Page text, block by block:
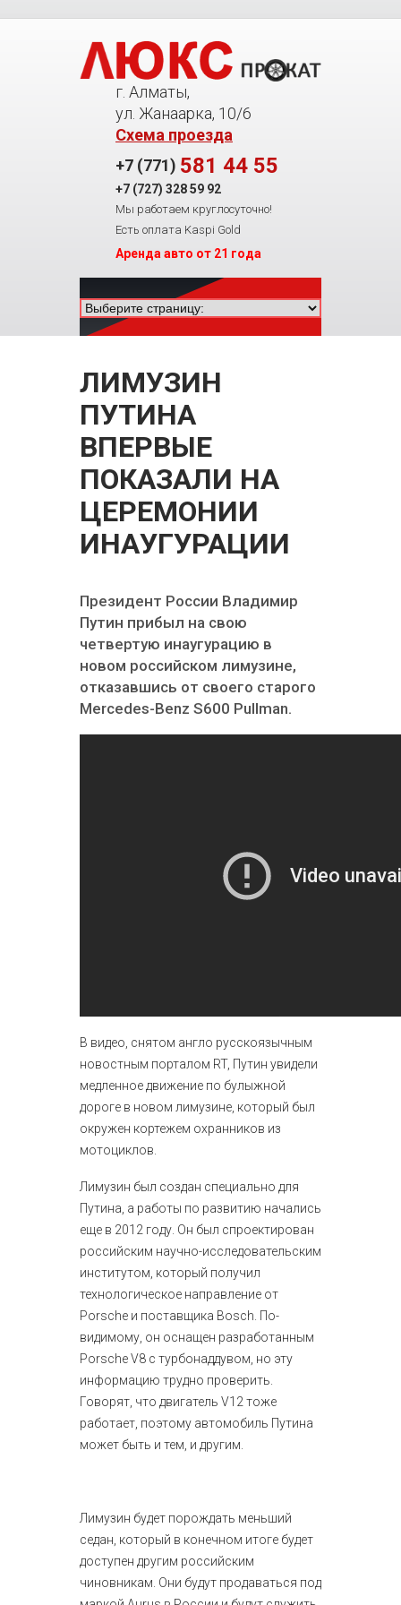
г. Алматы,
ул. Жанаарка, 10/6
Схема проезда
+7 (771) 581 44 55
+7 (727) 328 59 92
Мы работаем круглосуточно!
Есть оплата Kaspi Gold
Аренда авто от 21 года
ЛИМУЗИН
ПУТИНА
ВПЕРВЫЕ
ПОКАЗАЛИ НА
ЦЕРЕМОНИИ
ИНАУГУРАЦИИ
Президент России Владимир
Путин прибыл на свою
четвертую инаугурацию в
новом российском лимузине,
отказавшись от своего старого
Mercedes-Benz S600 Pullman.
В видео, снятом англо русскоязычным
новостным порталом RT, Путин увидели
медленное движение по булыжной
дороге в новом лимузине, который был
окружен кортежем охранников из
мотоциклов.
Лимузин был создан специально для
Путина, а работы по развитию начались
еще в 2012 году. Он был спроектирован
российским научно-исследовательским
институтом, который получил
технологическое направление от
Porsche и поставщика Bosch. По-
видимому, он оснащен разработанным
Porsche V8 с турбонаддувом, но эту
информацию трудно проверить.
Говорят, что двигатель V12 тоже
работает, поэтому автомобиль Путина
может быть и тем, и другим.
Лимузин будет порождать меньший
седан, который в конечном итоге будет
доступен другим российским
чиновникам. Они будут продаваться под